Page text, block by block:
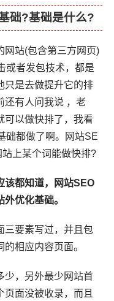
础?基础是什么?
网站(包含第三方网页)
或者发包技术，都是
只是去做提升它的排
还有人问我说 ，老
可以做快排了，我看
础都做了啊。网站SE
上某个词能做快排?
该都知道，网站SEO
优化基础。
三要素写过，并且包
相应内容页面。
少，另外最少网站首
页面没被收录，而且